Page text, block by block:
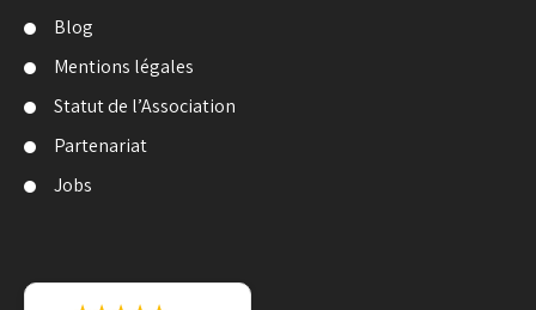
Blog
Mentions légales
Statut de l’Association
Partenariat
Jobs